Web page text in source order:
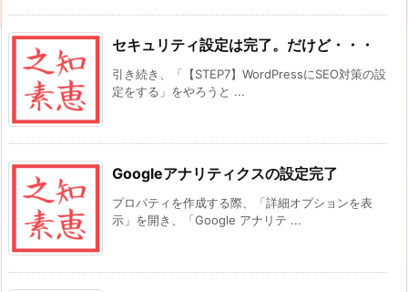
セキュリティ設定は完了。だけど・・・
引き続き、「【STEP7】WordPressにSEO対策の設
定をする」をやろうと ...
Googleアナリティクスの設定完了
プロパティを作成する際、「詳細オプションを表
示」を開き、「Google アナリテ ...